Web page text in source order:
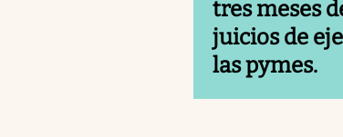
tres meses
juicios de
las pymes.